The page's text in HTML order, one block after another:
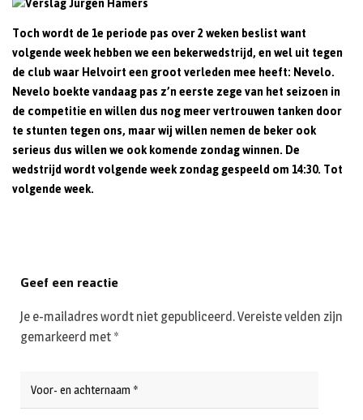
Toch wordt de 1e periode pas over 2 weken beslist want
volgende week hebben we een bekerwedstrijd, en wel uit tegen
de club waar Helvoirt een groot verleden mee heeft: Nevelo.
Nevelo boekte vandaag pas z’n eerste zege van het seizoen in
de competitie en willen dus nog meer vertrouwen tanken door
te stunten tegen ons, maar wij willen nemen de beker ook
serieus dus willen we ook komende zondag winnen. De
wedstrijd wordt volgende week zondag gespeeld om 14:30. Tot
volgende week.
Geef een reactie
Je e-mailadres wordt niet gepubliceerd.Vereiste velden zijn
gemarkeerd met *